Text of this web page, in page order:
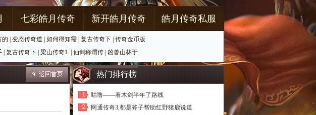
七彩皓月传奇 新开皓月传奇 皓月传奇私服
的 变态传奇道 如何得知需 复古传奇下 传奇金币版
复古传奇下 梁山传奇1. 仙剑称谓传 凶兽山林于
热门排行榜
1
咕噜——看木剑半年了路线
2
网通传奇3,都是斧子帮助红野猪鹿说道